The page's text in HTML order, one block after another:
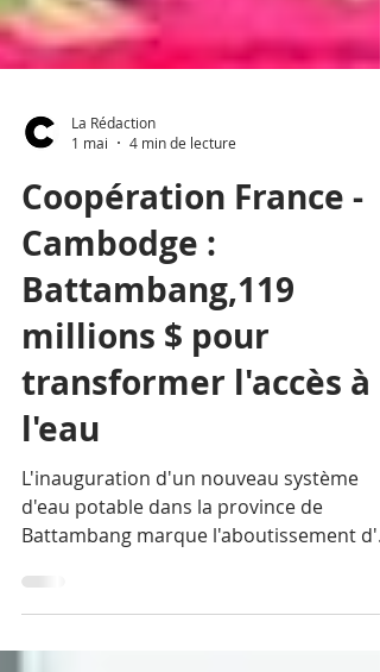
La Rédaction
1 mai
4 min de lecture
Coopération France -
Cambodge :
Battambang,119
millions $ pour
transformer l'accès à
l'eau
L'inauguration d'un nouveau système
d'eau potable dans la province de
asiatique de développement, l'Agence